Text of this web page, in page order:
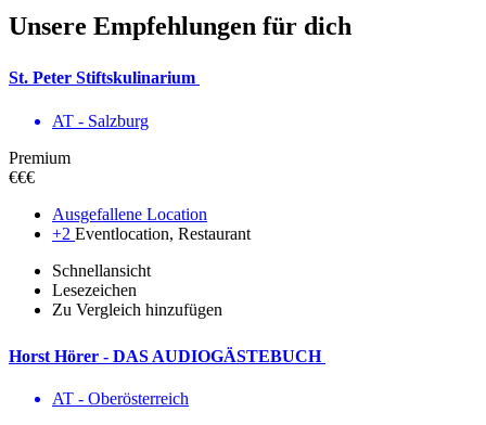
Unsere Empfehlungen für dich
St. Peter Stiftskulinarium
AT - Salzburg
Premium
€€€
Ausgefallene Location
+2 Eventlocation, Restaurant
Schnellansicht
Lesezeichen
Zu Vergleich hinzufügen
Horst Hörer - DAS AUDIOGÄSTEBUCH
AT - Ober­österreich